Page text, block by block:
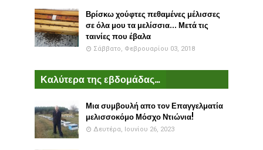
Βρίσκω χούφτες πεθαμένες μέλισσες
σε όλα μου τα μελίσσια... Μετά τις
ταινίες που έβαλα
Σάββατο, Φεβρουαρίου 03, 2018
Καλύτερα της εβδομάδας...
Μια συμβουλή απο τον Επαγγελματία
μελισσοκόμο Μόσχο Ντιώνια!
Δευτέρα, Ιουνίου 26, 2023